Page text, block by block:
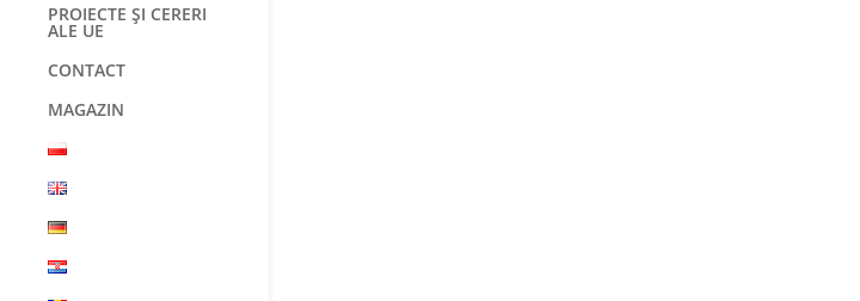
PROIECTE ȘI CERERI
ALE UE
CONTACT
MAGAZIN